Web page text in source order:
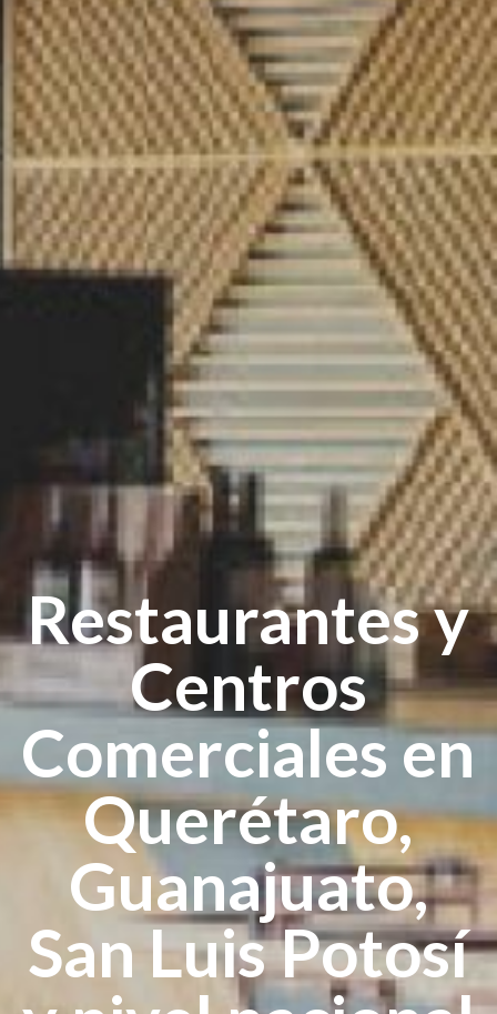
Restaurantes y
Centros
Comerciales en
Querétaro,
Guanajuato,
San Luis Potosí